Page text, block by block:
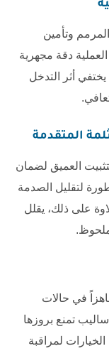
وتأمين
دقة مجهرية
أثر التدخل
المتقدمة
العميق لضمان
لتقليل الصدمة
على ذلك، يقلل
ملحوظ.
في حالات
تمنع بروزها
لمراقبة